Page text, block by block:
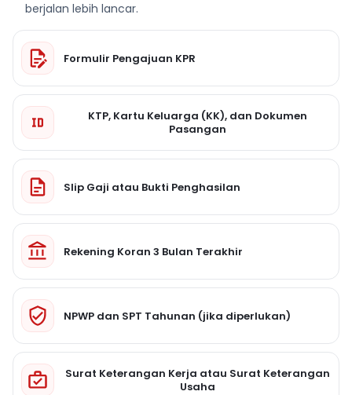
berjalan lebih lancar.
Formulir Pengajuan KPR
KTP, Kartu Keluarga (KK), dan Dokumen
Pasangan
Slip Gaji atau Bukti Penghasilan
Rekening Koran 3 Bulan Terakhir
NPWP dan SPT Tahunan (jika diperlukan)
Surat Keterangan Kerja atau Surat Keterangan
Usaha